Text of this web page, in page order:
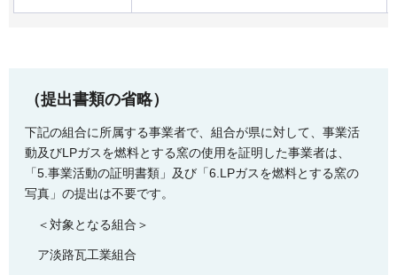
（提出書類の省略）
下記の組合に所属する事業者で、組合が県に対して、事業活
動及びLPガスを燃料とする窯の使用を証明した事業者は、
「5.事業活動の証明書類」及び「6.LPガスを燃料とする窯の
写真」の提出は不要です。
＜対象となる組合＞
ア淡路瓦工業組合